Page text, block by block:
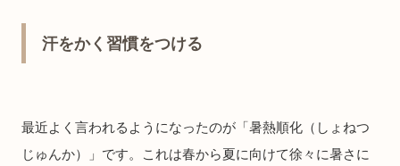
汗をかく習慣をつける
最近よく言われるようになったのが「暑熱順化（しょねつ
じゅんか）」です。これは春から夏に向けて徐々に暑さに